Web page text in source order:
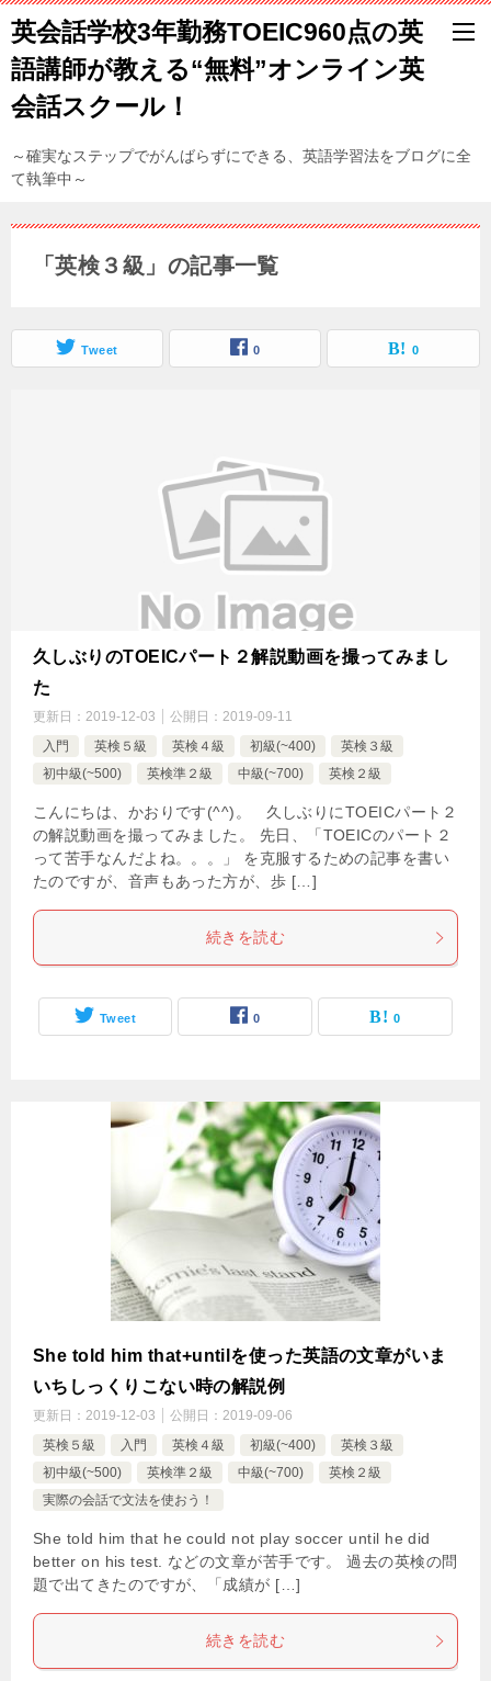
英会話学校3年勤務TOEIC960点の英
語講師が教える“無料”オンライン英
会話スクール！
～確実なステップでがんばらずにできる、英語学習法をブログに全
て執筆中～
「英検３級」の記事一覧
Tweet 0 0
久しぶりのTOEICパート２解説動画を撮ってみまし
た
更新日： 2019-12-03 公開日： 2019-09-11
入門
英検５級 英検４級 初級(~400)
英検３級
初中級(~500)
英検準２級 中級(~700) 英検２級
こんにちは、かおりです(^^)。 久しぶりにTOEICパート２
の解説動画を撮ってみました。 先日、「TOEICのパート２
って苦手なんだよね。。。」 を克服するための記事を書い
たのですが、音声もあった方が、歩 […]
続きを読む
Tweet 0 0
She told him that+untilを使った英語の文章がいま
いちしっくりこない時の解説例
更新日： 2019-12-03 公開日： 2019-09-06
英検５級
入門 英検４級 初級(~400)
英検３級
初中級(~500)
英検準２級 中級(~700)
英検２級
実際の会話で文法を使おう！
She told him that he could not play soccer until he did
better on his test. などの文章が苦手です。 過去の英検の問
題で出てきたのですが、「成績が […]
続きを読む